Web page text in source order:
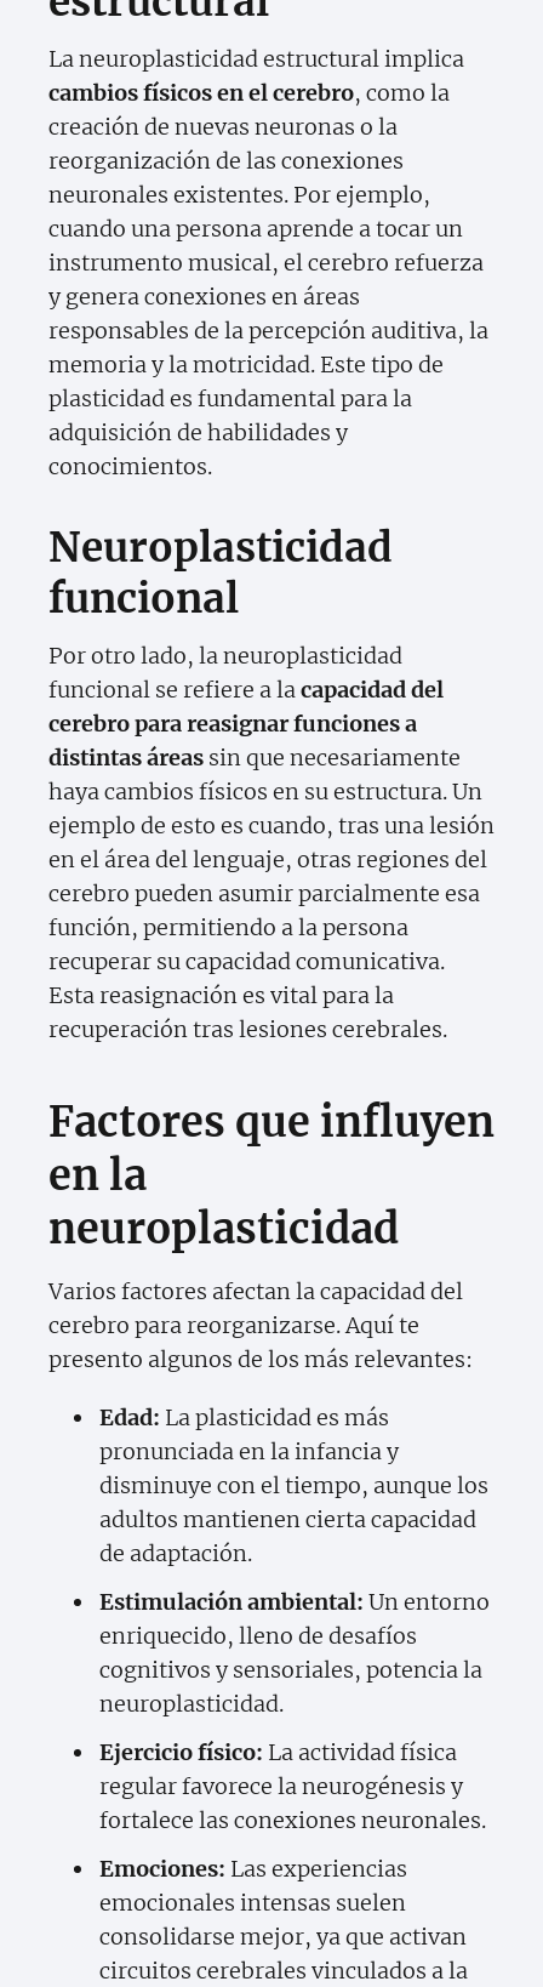
La neuroplasticidad estructural implica
cambios físicos en el cerebro, como la
creación de nuevas neuronas o la
reorganización de las conexiones
neuronales existentes. Por ejemplo,
cuando una persona aprende a tocar un
instrumento musical, el cerebro refuerza
y genera conexiones en áreas
responsables de la percepción auditiva, la
memoria y la motricidad. Este tipo de
plasticidad es fundamental para la
adquisición de habilidades y
conocimientos.
Neuroplasticidad
funcional
Por otro lado, la neuroplasticidad
funcional se refiere a lacapacidad del
cerebro para reasignar funciones a
distintas áreas sin que necesariamente
haya cambios físicos en su estructura. Un
ejemplo de esto es cuando, tras una lesión
en el área del lenguaje, otras regiones del
cerebro pueden asumir parcialmente esa
función, permitiendo a la persona
recuperar su capacidad comunicativa.
Esta reasignación es vital para la
recuperación tras lesiones cerebrales.
Factores que influyen
en la
neuroplasticidad
Varios factores afectan la capacidad del
cerebro para reorganizarse. Aquí te
presento algunos de los más relevantes:
Edad: La plasticidad es más
pronunciada en la infancia y
disminuye con el tiempo, aunque los
adultos mantienen cierta capacidad
de adaptación.
Estimulación ambiental: Un entorno
enriquecido, lleno de desafíos
cognitivos y sensoriales, potencia la
neuroplasticidad.
Ejercicio físico: La actividad física
regular favorece la neurogénesis y
fortalece las conexiones neuronales.
Emociones: Las experiencias
emocionales intensas suelen
consolidarse mejor, ya que activan
circuitos cerebrales vinculados a la